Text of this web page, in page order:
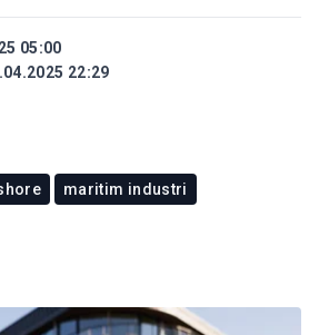
05:00
22:29
maritim industri